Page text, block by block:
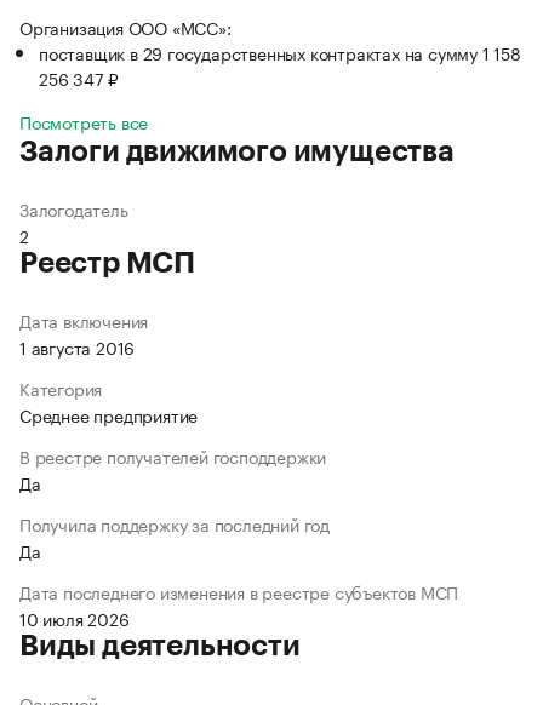
Организация ООО «МСС»:
поставщик в 29 государственных контрактах на сумму 1 158
256 347 ₽
Посмотреть все
Залоги движимого имущества
Залогодатель
2
Реестр МСП
Дата включения
1 августа 2016
Категория
Среднее предприятие
В реестре получателей господдержки
Да
Получила поддержку за последний год
Да
Дата последнего изменения в реестре субъектов МСП
10 июля 2026
Виды деятельности